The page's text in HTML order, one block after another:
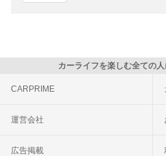
カーライフを楽しむ全ての
CARPRIME
運営会社
広告掲載